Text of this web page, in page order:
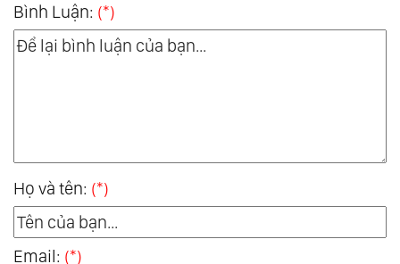
Bình Luận: (*)
Họ và tên: (*)
Email: (*)